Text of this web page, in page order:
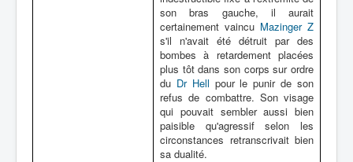
son bras gauche, il aurait
certainement vaincu Mazinger Z
s'il n'avait été détruit par des
bombes à retardement placées
plus tôt dans son corps sur ordre
du Dr Hell pour le punir de son
refus de combattre. Son visage
qui pouvait sembler aussi bien
paisible qu'agressif selon les
circonstances retranscrivait bien
sa dualité.